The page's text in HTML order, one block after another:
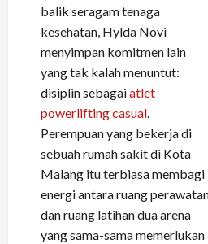
balik seragam tenaga
kesehatan, Hylda Novi
menyimpan komitmen lain
yang tak kalah menuntut:
disiplin sebagaiatlet
powerlifting casual.
Perempuan yang bekerja di
sebuah rumah sakit di Kota
Malang itu terbiasa membagi
energi antara ruang
dan ruang latihan dua arena
yang sama-sama memerlukan